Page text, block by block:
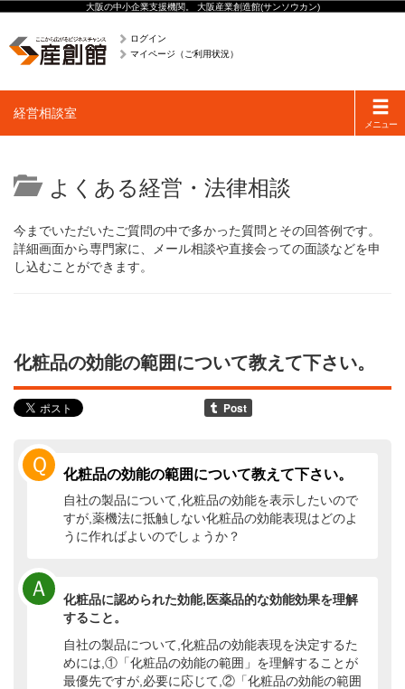
大阪の中小企業支援機関。 大阪産業創造館(サンソウカン)
ログイン
マイページ（ご利用状況）
Toggle
メニュー
経営相談室
よくある経営・法律相談
今までいただいたご質問の中で多かった質問とその回答例です。
詳細画面から専門家に、メール相談や直接会っての面談などを申
し込むことができます。
化粧品の効能の範囲について教えて下さい。
Ｑ 化粧品の効能の範囲について教えて下さい。
自社の製品について,化粧品の効能を表示したいので
すが,薬機法に抵触しない化粧品の効能表現はどのよ
うに作ればよいのでしょうか？
Ａ
化粧品に認められた効能,医薬品的な効能効果を理解
すること。
自社の製品について,化粧品の効能表現を決定するた
めには,①「化粧品の効能の範囲」を理解することが
最優先ですが,必要に応じて,②「化粧品の効能の範囲